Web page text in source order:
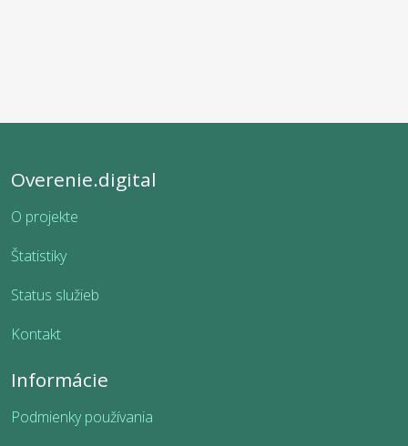
Overenie.digital
O projekte
Štatistiky
Status služieb
Kontakt
Informácie
Podmienky používania